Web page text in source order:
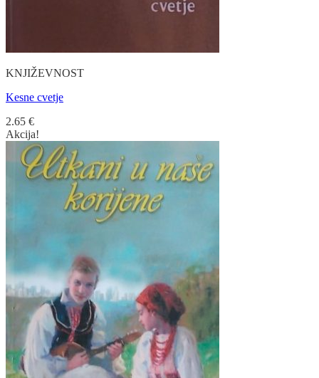
KNJIŽEVNOST
Kesne cvetje
2.65 €
Akcija!